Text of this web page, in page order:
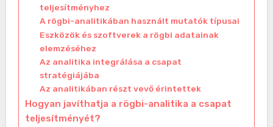
teljesítményhez
A rögbi-analitikában használt mutatók típusai
Eszközök és szoftverek a rögbi adatainak
elemzéséhez
Az analitika integrálása a csapat
stratégiájába
Az analitikában részt vevő érintettek
Hogyan javíthatja a rögbi-analitika a csapat
teljesítményét?